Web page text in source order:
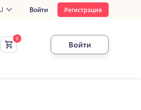
Войти Регистрация
Войти